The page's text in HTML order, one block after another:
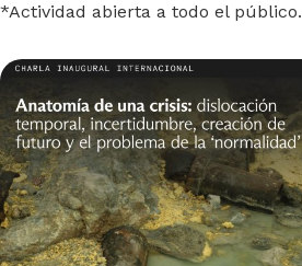
*Actividad abierta a todo el público.